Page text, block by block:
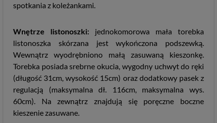
spotkania z koleżankami.
Wnętrze listonoszki: jednokomorowa mała torebka
listonoszka skórzana jest wykończona podszewką.
Wewnątrz wyodrębniono małą zasuwaną kieszonkę.
Torebka posiada srebrne okucia, wygodny uchwyt do ręki
(długość 31cm, wysokość 15cm) oraz dodatkowy pasek z
regulacją (maksymalna dł. 116cm, maksymalna wys.
60cm). Na zewnątrz znajdują się poręczne boczne
kieszenie zasuwane.